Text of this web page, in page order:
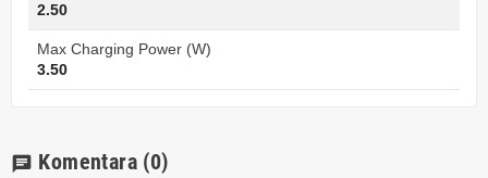
2.50
Max Charging Power (W)
3.50
chat Komentara (0)